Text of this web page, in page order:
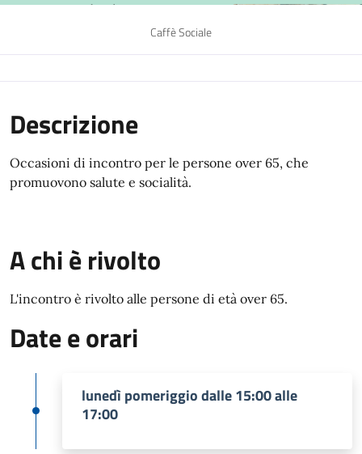
Caffè Sociale
Descrizione
Occasioni di incontro per le persone over 65, che
promuovono salute e socialità.
A chi è rivolto
L'incontro è rivolto alle persone di età over 65.
Date e orari
lunedì pomeriggio dalle 15:00 alle
17:00